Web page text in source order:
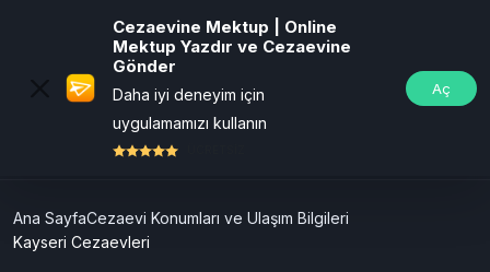
Cezaevine Mektup | Online
Mektup Yazdır ve Cezaevine
Gönder
Daha iyi deneyim için
uygulamamızı kullanın
Aç
Ana SayfaCezaevi Konumları ve Ulaşım Bilgileri
Kayseri Cezaevleri